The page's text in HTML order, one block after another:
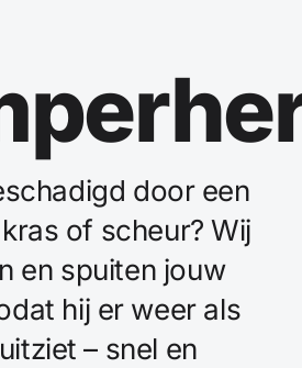
Stap voor stap
door een
of scheur? Wij
en spuiten jouw
hij er weer als
– snel en